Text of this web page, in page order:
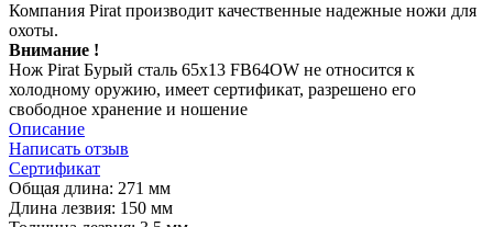
Компания Pirat производит качественные надежные ножи для
охоты.
Внимание !
Нож Pirat Бурый сталь 65х13 FB64OW не относится к
холодному оружию, имеет сертификат, разрешено его
свободное хранение и ношение
Описание
Написать отзыв
Сертификат
Общая длина: 271 мм
Длина лезвия: 150 мм